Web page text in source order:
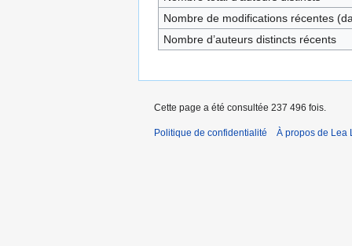
Nombre de modifications récentes
Nombre d’auteurs distincts récents
Cette page a été consultée 237 496 fois.
Politique de confidentialité À propos de Lea